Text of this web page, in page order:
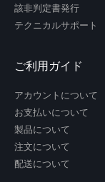
該非判定書発行
テクニカルサポート
ご利用ガイド
アカウントについて
お支払いについて
製品について
注文について
配送について